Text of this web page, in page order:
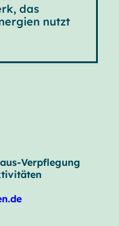
das
nutzt
Verpflegung